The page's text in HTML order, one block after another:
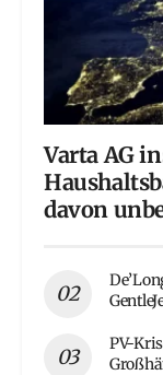
Varta AG
davon
PV-